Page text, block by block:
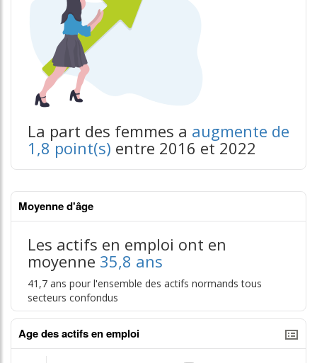
La part des femmes a augmente de
1,8 point(s) entre 2016 et 2022
Moyenne d'âge
Les actifs en emploi ont en
moyenne 35,8 ans
41,7 ans pour l'ensemble des actifs normands tous
secteurs confondus
Age des actifs en emploi
tableaux excel